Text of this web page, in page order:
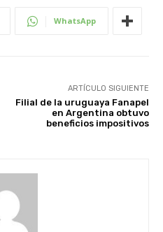
WhatsApp
ARTÍCULO SIGUIENTE
Filial de la uruguaya Fanapel
en Argentina obtuvo
beneficios impositivos